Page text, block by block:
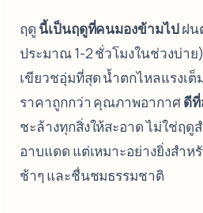
ฤดู นี้เป็นฤดูที่คนมองข้ามไปฝน
ประมาณ 1-2 ชั่วโมงในช่วงบ่า
เขียวชอุ่มที่สุด น้ำตกไหลแรงเต็
ราคาถูกกว่า คุณภาพอากาศดี
ชะล้างทุกสิ่งให้สะอาด ไม่ใช่ฤ
อาบแดด แต่เหมาะอย่างยิ่งสำห
ช้าๆ และชื่นชมธรรมชาติ